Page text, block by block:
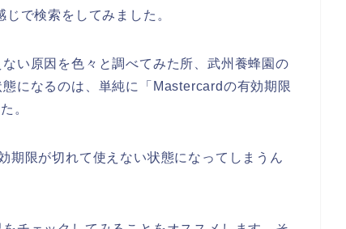
で検索をしてみました。
い原因を色々と調べてみた所、武州養蜂園の
になるのは、単純に「Mastercardの有効期限
。
期限が切れて使えない状態になってしまうん